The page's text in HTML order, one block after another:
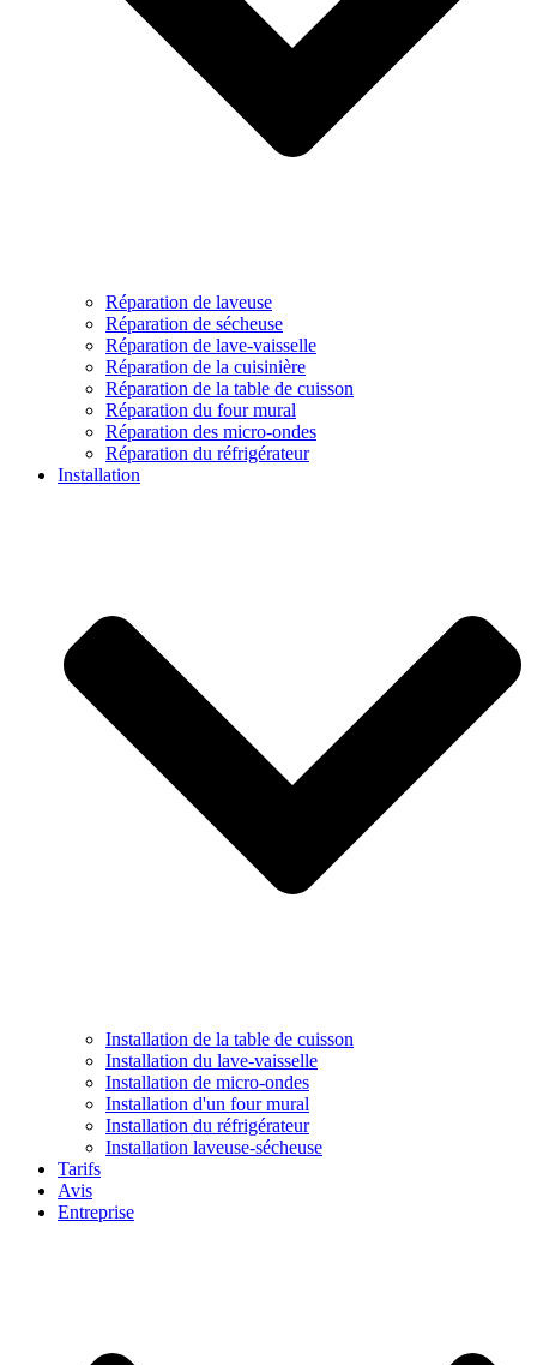
Réparation de laveuse
Réparation de sécheuse
Réparation de lave-vaisselle
Réparation de la cuisinière
Réparation de la table de cuisson
Réparation du four mural
Réparation des micro-ondes
Réparation du réfrigérateur
Installation
Installation de la table de cuisson
Installation du lave-vaisselle
Installation de micro-ondes
Installation d'un four mural
Installation du réfrigérateur
Installation laveuse-sécheuse
Tarifs
Avis
Entreprise